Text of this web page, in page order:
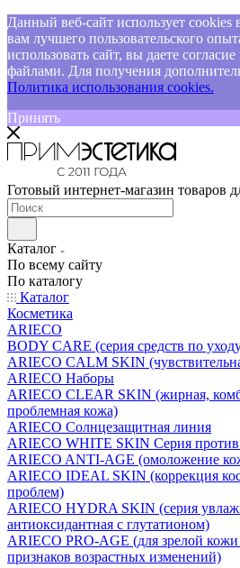
Данный веб-сайт использует cookies
вам лучшего пользовательского
использовать сайт, вы даете
файлами. Для получения
Политика использования cookies.
Принять
Готовый интернет-магазин товаров
Каталог
По всему сайту
По каталогу
Каталог
Косметика
ARIECO
BODY CARE (серия средств по
ARIECO CALM SKIN
ARIECO Наборы
ARIECO CLEAR SKIN (жирная,
проблемная кожа)
ARIECO Солнцезащитная линия
ARIECO WHITE SKIN Серия
ARIECO ANTI-AGE (омоложение
ARIECO IDEAL SKIN (коррекция
проблем)
ARIECO HYDRA SKIN (серия
антиоксидантная с глутатионом)
ARIECO PRO-AGE (для зрелой
признаков возрастных изменений)